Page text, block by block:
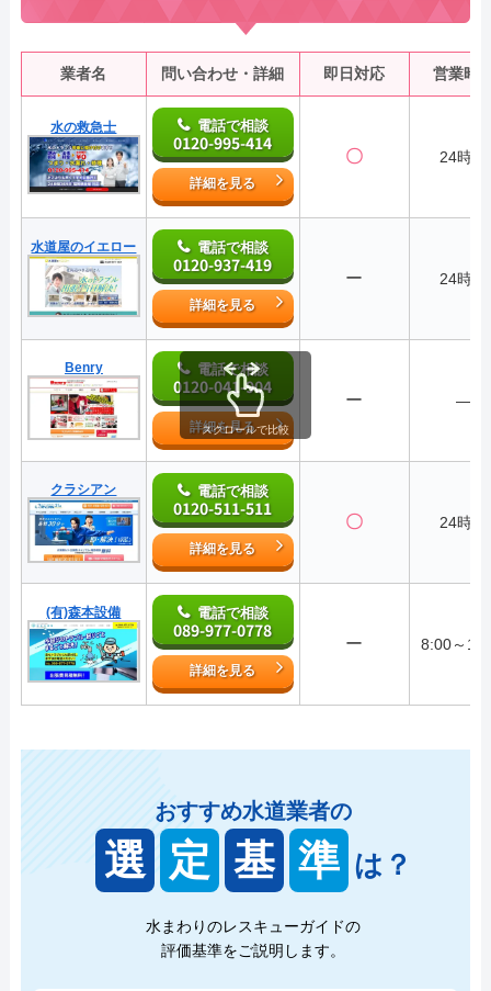
業者名 問い合わせ・詳細 即日対応 営業時
水の救急士 電話で相談
0120-995-414
詳細を見る
〇 24時間
水道屋のイエロー 電話で相談
0120-937-419
詳細を見る
ー 24時間
Benry 電話で相談
0120-041-904
詳細を見る
ー ―
クラシアン 電話で相談
0120-511-511
詳細を見る
〇 24時間
(有)森本設備 電話で相談
089-977-0778
詳細を見る
ー 8:00～
スクロールで比較
おすすめ水道業者の
選 定 基 準 は？
水まわりのレスキューガイドの
評価基準をご説明します。